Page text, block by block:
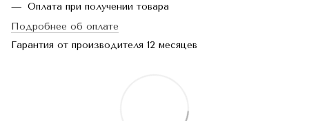
Оплата при получении товара
Подробнее об оплате
Гарантия от производителя 12 месяцев